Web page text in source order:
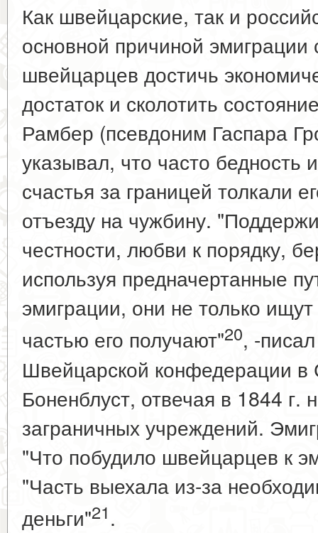
Как швейцарские, так и
основной причиной
швейцарцев достичь
достаток и сколотить
Рамбер (псевдоним Гаспара
указывал, что часто бедность
счастья за границей толкали
отъезду на чужбину.
честности, любви к порядку,
используя предначертанные
эмиграции, они не только
частью его получают"20, -
Швейцарской конфедерации в
Боненблуст, отвечая в 1844 г.
заграничных учреждений.
"Что побудило швейцарцев к
"Часть выехала из-за
деньги"21.